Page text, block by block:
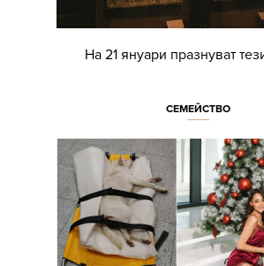
На 21 януари празнуват
СЕМЕЙСТВО